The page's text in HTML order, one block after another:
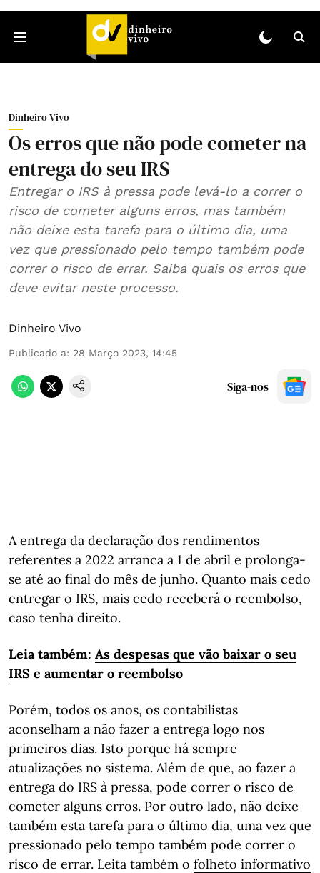
Dinheiro Vivo
Os erros que não pode cometer na
entrega do seu IRS
Entregar o IRS à pressa pode levá-lo a correr o
risco de cometer alguns erros, mas também
não deixe esta tarefa para o último dia, uma
vez que pressionado pelo tempo também pode
correr o risco de errar. Saiba quais os erros que
deve evitar neste processo.
Dinheiro Vivo
Publicado a: 28 Março 2023, 14:45
Siga-nos
A entrega da declaração dos rendimentos
referentes a 2022 arranca a 1 de abril e prolonga-
se até ao final do mês de junho. Quanto mais cedo
entregar o IRS, mais cedo receberá o reembolso,
caso tenha direito.
Leia também: As despesas que vão baixar o seu
IRS e aumentar o reembolso
Porém, todos os anos, os contabilistas
aconselham a não fazer a entrega logo nos
primeiros dias. Isto porque há sempre
atualizações no sistema. Além de que, ao fazer a
entrega do IRS à pressa, pode correr o risco de
cometer alguns erros. Por outro lado, não deixe
também esta tarefa para o último dia, uma vez que
pressionado pelo tempo também pode correr o
risco de errar. Leita também o folheto informativo